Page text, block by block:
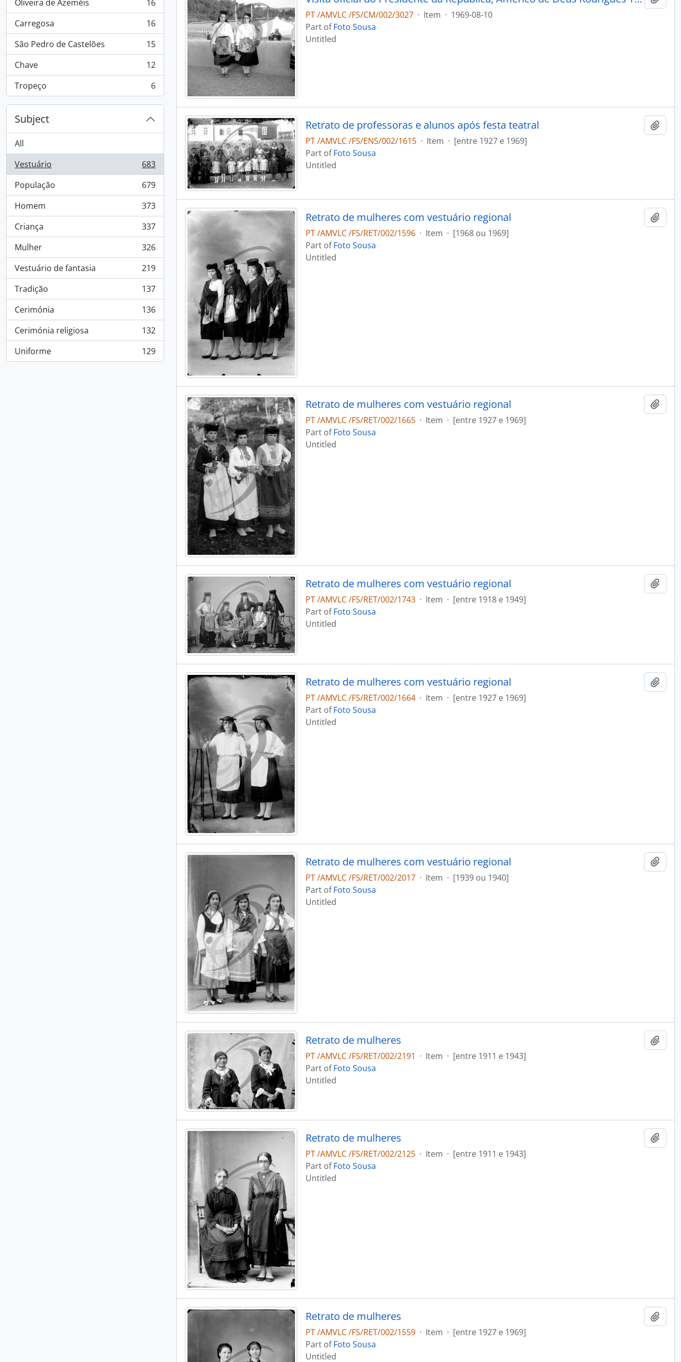
Oliveira de Azeméis
, 16 results
16
Carregosa
, 16 results
16
São Pedro de Castelões
, 15 results
15
Chave
, 12 results
12
Tropeço
, 6 results 6
Subject
All
Vestuário
, 683 results
683
População
, 679 results
679
Homem
, 373 results
373
Criança
, 337 results
337
Mulher
, 326 results
326
Vestuário de fantasia
, 219 results
219
Tradição
, 137 results
137
Cerimónia
, 136 results
136
Cerimónia religiosa
, 132 results
132
Uniforme
, 129 results 129
PT /AMVLC /FS/CM/002/3027 · Item · 1969-08-10
Part ofFoto Sousa
Untitled
Retrato de professoras e alunos após festa teatral
PT /AMVLC /FS/ENS/002/1615 · Item · [entre 1927 e 1969]
Part ofFoto Sousa
Untitled
Retrato de mulheres com vestuário regional
PT /AMVLC /FS/RET/002/1596 · Item · [1968 ou 1969]
Part ofFoto Sousa
Untitled
Retrato de mulheres com vestuário regional
PT /AMVLC /FS/RET/002/1665 · Item · [entre 1927 e 1969]
Part ofFoto Sousa
Untitled
Retrato de mulheres com vestuário regional
PT /AMVLC /FS/RET/002/1743 · Item · [entre 1918 e 1949]
Part ofFoto Sousa
Untitled
Retrato de mulheres com vestuário regional
PT /AMVLC /FS/RET/002/1664 · Item · [entre 1927 e 1969]
Part ofFoto Sousa
Untitled
Retrato de mulheres com vestuário regional
PT /AMVLC /FS/RET/002/2017 · Item · [1939 ou 1940]
Part ofFoto Sousa
Untitled
Retrato de mulheres
PT /AMVLC /FS/RET/002/2191 · Item · [entre 1911 e 1943]
Part ofFoto Sousa
Untitled
Retrato de mulheres
PT /AMVLC /FS/RET/002/2125 · Item · [entre 1911 e 1943]
Part ofFoto Sousa
Untitled
Retrato de mulheres
PT /AMVLC /FS/RET/002/1559 · Item · [entre 1927 e 1969]
Part ofFoto Sousa
Untitled